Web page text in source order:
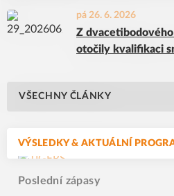
pá 26. 6. 2026
Z
otočily kvalifikaci
VŠECHNY ČLÁNKY
VÝSLEDKY & AKTUÁLNÍ
Poslední zápasy